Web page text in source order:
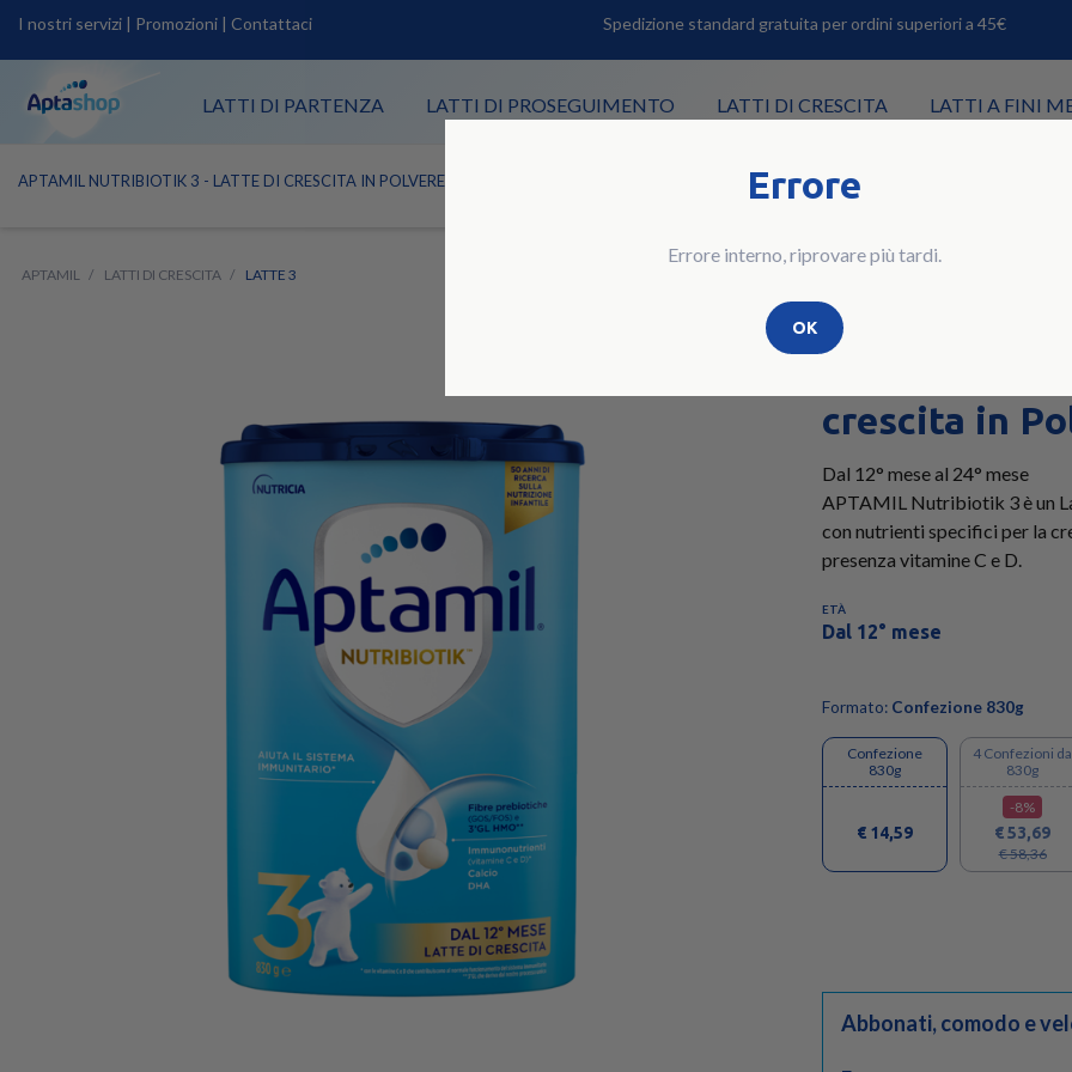
APTAMIL NUTRIBIOTIK 3 - LATTE DI CRESCITA IN POLVERE 830G CONFEZIONE 830G
APTAMIL LATTI DI CRESCITA LATTE 3
LATTI DI CRESCITA
crescita in
Dal 12° mese al 24° mese
APTAMIL Nutribiotik 3 è un
con nutrienti specifici per la
presenza vitamine C e D.
ETÀ
Dal 12° mese
Formato: Confezione 830g
Confezione
830g
€ 14,59
4 Confezioni da
830g
-8%
€ 53,69
€ 58,36
Abbonati, comodo e
Errore
Errore interno, riprovare più tardi.
OK
I nostri servizi | Promozioni | Contattaci Spedizione standard gratuita per ordini superiori a 45€
LATTI DI PARTENZA LATTI DI PROSEGUIMENTO LATTI DI CRESCITA LATTI A FINI